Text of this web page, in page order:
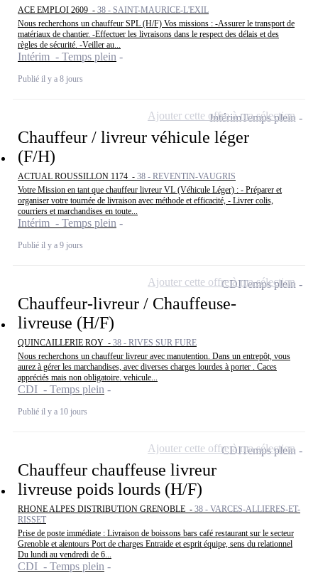
ACE EMPLOI 2609 - 38 - SAINT-MAURICE-L'EXIL
Nous recherchons un chauffeur SPL (H/F) Vos missions : -Assurer le transport de
matériaux de chantier. -Effectuer les livraisons dans le respect des délais et des
règles de sécurité. -Veiller au...
Intérim - Temps plein
Publié il y a 8 jours
Chauffeur / livreur véhicule léger
(F/H)
ACTUAL ROUSSILLON 1174 - 38 - REVENTIN-VAUGRIS
Votre Mission en tant que chauffeur livreur VL (Véhicule Léger) : - Préparer et
organiser votre tournée de livraison avec méthode et efficacité, - Livrer colis,
courriers et marchandises en toute...
Intérim - Temps plein
Publié il y a 9 jours
IntérimTemps plein
Ajouter cette offre à ma sélection
Chauffeur-livreur / Chauffeuse-
livreuse (H/F)
QUINCAILLERIE ROY - 38 - RIVES SUR FURE
Nous recherchons un chauffeur livreur avec manutention. Dans un entrepôt, vous
aurez à gérer les marchandises, avec diverses charges lourdes à porter . Caces
appréciés mais non obligatoire. vehicule...
CDI - Temps plein
Publié il y a 10 jours
CDITemps plein
Ajouter cette offre à ma sélection
Chauffeur chauffeuse livreur
livreuse poids lourds (H/F)
RHONE ALPES DISTRIBUTION GRENOBLE - 38 - VARCES-ALLIERES-ET-
RISSET
Prise de poste immédiate : Livraison de boissons bars café restaurant sur le secteur
Grenoble et alentours Port de charges Entraide et esprit équipe, sens du relationnel
Du lundi au vendredi de 6...
CDI - Temps plein
CDITemps plein
Ajouter cette offre à ma sélection